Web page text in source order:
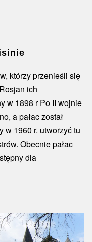
którzy przenieśli się
ich
w 1898 r Po II wojnie
a pałac został
w 1960 r. utworzyć tu
Obecnie pałac
dla